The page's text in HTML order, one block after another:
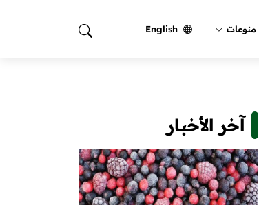
منوعات English
آخر الأخبار